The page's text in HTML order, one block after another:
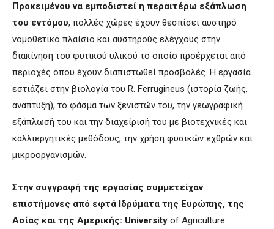
Προκειμένου να εμποδιστεί η περαιτέρω εξάπλωση
του εντόμου, πολλές χώρες έχουν θεσπίσει αυστηρό
νομοθετικό πλαίσιο και αυστηρούς ελέγχους στην
διακίνηση του φυτικού υλικού το οποίο προέρχεται από
περιοχές όπου έχουν διαπιστωθεί προσβολές. Η εργασία
εστιάζει στην βιολογία του R. Ferrugineus (ιστορία ζωής,
ανάπτυξη), το φάσμα των ξενιστών του, την γεωγραφική
εξάπλωσή του και την διαχείρισή του με βιοτεχνικές και
καλλιεργητικές μεθόδους, την χρήση φυσικών εχθρών και
μικροοργανισμών.
Στηνσυγγραφή της εργασίας συμμετείχαν
επιστήμονες από εφτά Ιδρύματα της Ευρώπης, της
Ασίας και της Αμερικής: University of Agriculture